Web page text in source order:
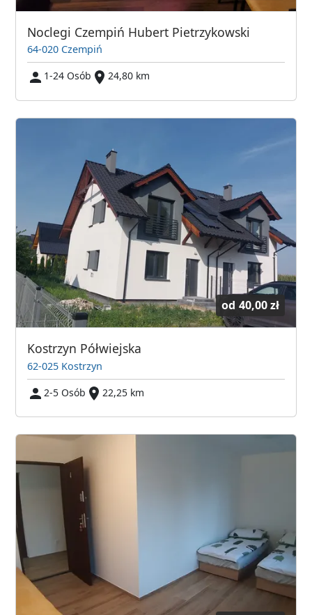
Noclegi Czempiń Hubert Pietrzykowski
64-020 Czempiń
1-24 Osób
24,80 km
od 40,00 zł
Kostrzyn Półwiejska
62-025 Kostrzyn
2-5 Osób
22,25 km